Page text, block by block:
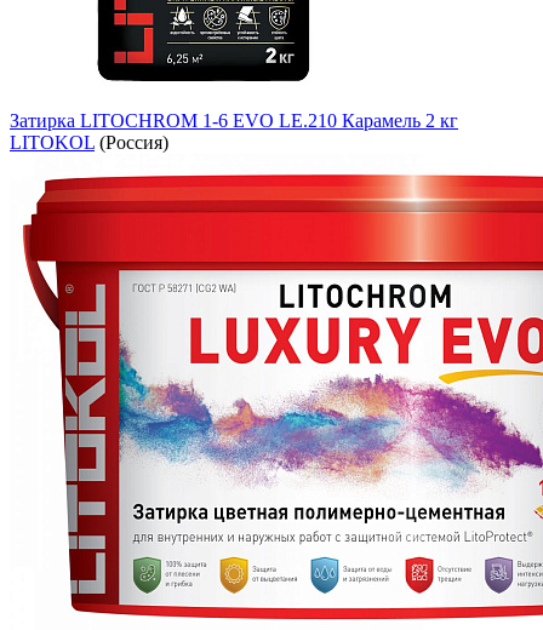
Затирка LITOCHROM 1-6 EVO LE.210 Карамель 2 кг
LITOKOL (Россия)